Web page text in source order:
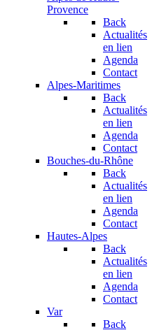
Provence
Back
Actualités
en lien
Agenda
Contact
Alpes-Maritimes
Back
Actualités
en lien
Agenda
Contact
Bouches-du-Rhône
Back
Actualités
en lien
Agenda
Contact
Hautes-Alpes
Back
Actualités
en lien
Agenda
Contact
Var
Back